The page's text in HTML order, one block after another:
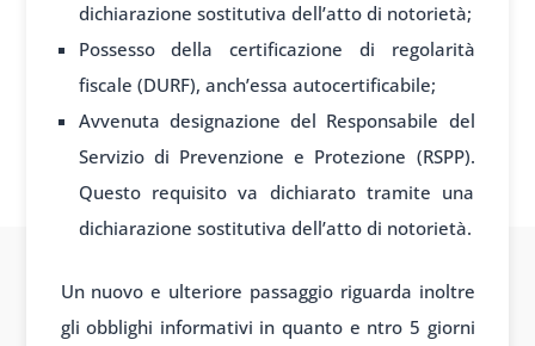
dichiarazione sostitutiva dell’atto di notorietà;
Possesso della certificazione di regolarità
fiscale (DURF), anch’essa autocertificabile;
Avvenuta designazione del Responsabile del
Servizio di Prevenzione e Protezione (RSPP).
Questo requisito va dichiarato tramite una
dichiarazione sostitutiva dell’atto di notorietà.
Un nuovo e ulteriore passaggio riguarda inoltre
gli obblighi informativi in quanto e ntro 5 giorni